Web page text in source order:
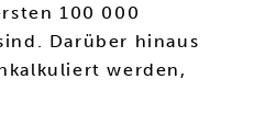
100 000
Darüber hinaus
werden,